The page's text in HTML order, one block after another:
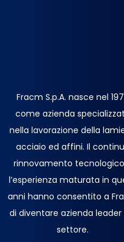
Fracm S.p.A. nasce nel
come azienda
nella lavorazione della
acciaio ed affini. Il
rinnovamento
l’esperienza maturata in
anni hanno consentito a
di diventare azienda leader
settore.